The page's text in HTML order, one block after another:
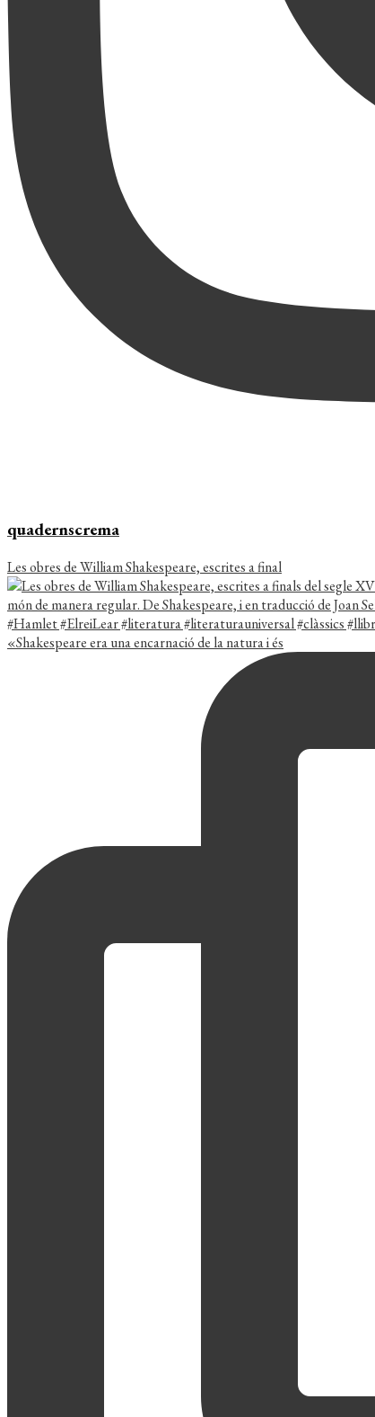
quadernscrema
Les obres de William Shakespeare, escrites a final
«Shakespeare era una encarnació de la natura i és